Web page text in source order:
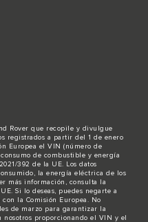
Rover que recopile y divulgue
registrados a partir del 1 de enero
Europea el VIN (número de
de combustible y energía
392 de la UE. Los datos
la energía eléctrica de los
más información, consulta la
. Si lo deseas, puedes negarte a
la Comisión Europea. No
de marzo para garantizar la
nosotros proporcionando el VIN y el